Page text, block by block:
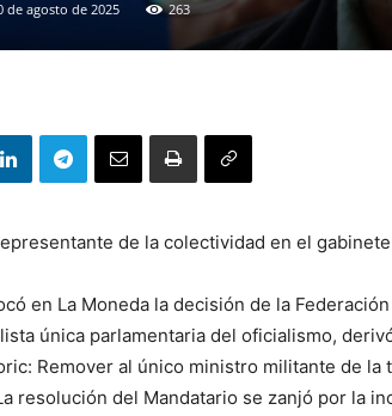
de agosto de 2025 263
de la colectividad en el
en La Moneda la decisión de la
única parlamentaria del oficialismo,
Remover al único ministro militante de la
resolución del Mandatario se zanjó por la